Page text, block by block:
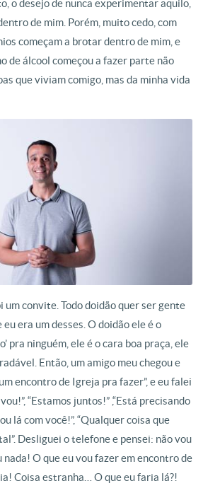
o desejo de nunca experimentar aquilo,
de mim. Porém, muito cedo, com
começam a brotar dentro de mim, e
de álcool começou a fazer parte não
que viviam comigo, mas da minha vida
um convite. Todo doidão quer ser gente
era um desses. O doidão ele é o
pra ninguém, ele é o cara boa praça, ele
Então, um amigo meu chegou e
encontro de Igreja pra fazer”, e eu falei
“Estamos juntos!” ,“Está precisando
lá com você!”, “Qualquer coisa que
Desliguei o telefone e pensei: não vou
nada! O que eu vou fazer em encontro de
Coisa estranha… O que eu faria lá?!